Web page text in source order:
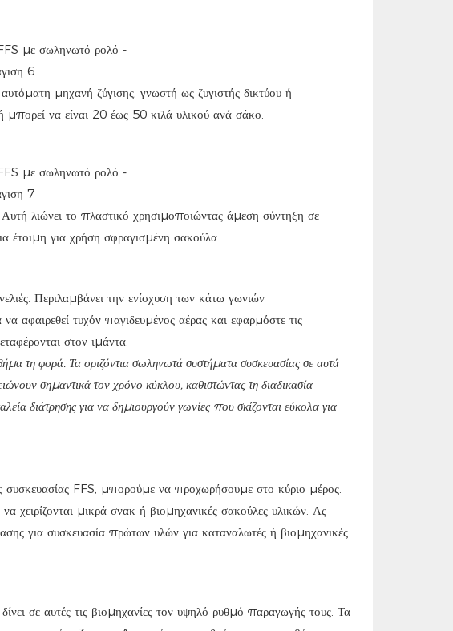
μηχανή ζύγισης, γνωστή ως ζυγιστής δικτύου ή
μπορεί να είναι 20 έως 50 κιλά υλικού ανά σάκο.
λιώνει το πλαστικό χρησιμοποιώντας άμεση σύντηξη σε
έτοιμη για χρήση σφραγισμένη σακούλα.
Περιλαμβάνει την ενίσχυση των κάτω γωνιών
αφαιρεθεί τυχόν παγιδευμένος αέρας και εφαρμόστε τις
στον ιμάντα.
τη φορά. Τα οριζόντια σωληνωτά συστήματα συσκευασίας σε αυτά
σημαντικά τον χρόνο κύκλου, καθιστώντας τη διαδικασία
διάτρησης για να δημιουργούν γωνίες που σκίζονται εύκολα για
συσκευασίας FFS, μπορούμε να προχωρήσουμε στο κύριο μέρος.
χειρίζονται μικρά σνακ ή βιομηχανικές σακούλες υλικών. Ας
για συσκευασία πρώτων υλών για καταναλωτές ή βιομηχανικές
σε αυτές τις βιομηχανίες τον υψηλό ρυθμό παραγωγής τους. Τα